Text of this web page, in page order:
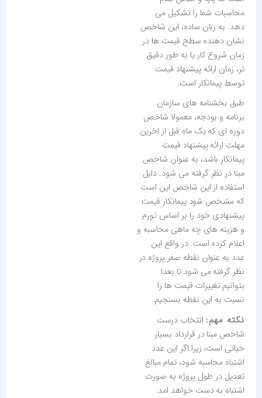
محاسبات شما را تشکیل می
دهد. به زبان ساده، این شاخص
نشان دهنده سطح قیمت ها در
زمان شروع کار یا به طور دقیق
تر، زمان ارائه پیشنهاد قیمت
توسط پیمانکار است.
طبق بخشنامه های سازمان
برنامه و بودجه، معمولا شاخص
دوره ای که یک ماه قبل از اخرین
مهلت ارائه پیشنهاد قیمت
پیمانکار باشد، به عنوان شاخص
مبنا در نظر گرفته می شود. دلیل
استفاده از این شاخص این است
که مشخص شود پیمانکار قیمت
پیشنهادی خود را بر اساس تورم
و هزینه های چه ماهی محاسبه و
اعلام کرده است. در واقع این
عدد به عنوان نقطه صفر پروژه در
نظر گرفته می شود تا بعدا
بتوانیم تغییرات قیمت ها را
نسبت به این نقطه بسنجیم.
نکته مهم: انتخاب درست
شاخص مبنا در قرارداد بسیار
حیاتی است، زیرا اگر این عدد
اشتباه محاسبه شود، تمام مبالغ
تعدیل در طول پروژه به صورت
اشتباه به دست خواهد امد.